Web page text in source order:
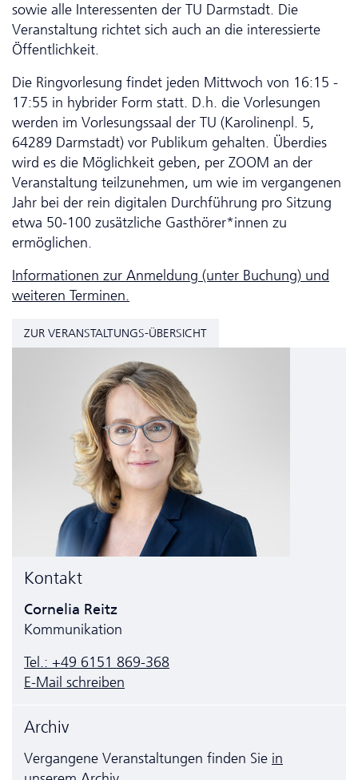
sowie alle Interessenten der TU Darmstadt. Die
Veranstaltung richtet sich auch an die interessierte
Öffentlichkeit.
Die Ring­vor­le­sung findet jeden Mittwoch von 16:15 -
17:55 in hybrider Form statt. D.h. die Vorlesungen
werden im Vorlesungssaal der TU (Karolinenpl. 5,
64289 Darmstadt) vor Publikum gehalten. Überdies
wird es die Möglichkeit geben, per ZOOM an der
Veranstaltung teilzunehmen, um wie im vergangenen
Jahr bei der rein digitalen Durchführung pro Sitzung
etwa 50-100 zusätzliche Gasthörer*innen zu
ermöglichen.
Informationen zur Anmeldung (unter Buchung) und
weiteren Terminen.
ZUR VERANSTALTUNGS-ÜBERSICHT
Kontakt
Cornelia Reitz
Kommunikation
Tel.: +49 6151 869-368
E-Mail schreiben
Archiv
Vergangene Veranstaltungen finden Sie in